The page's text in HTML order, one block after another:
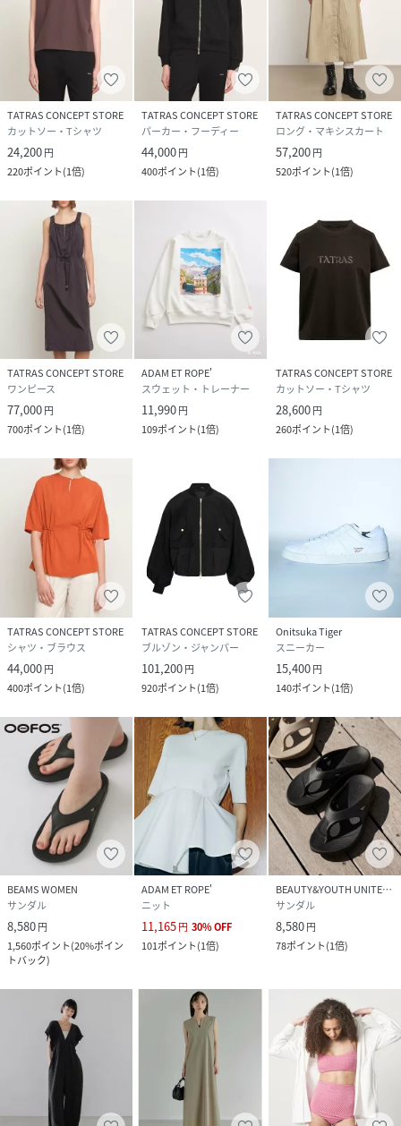
TATRAS CONCEPT STORE
カットソー・Tシャツ
24,200円
220ポイント(1倍)
TATRAS CONCEPT STORE
パーカー・フーディー
44,000円
400ポイント(1倍)
TATRAS CONCEPT STORE
ロング・マキシスカート
57,200円
520ポイント(1倍)
TATRAS CONCEPT STORE
ワンピース
77,000円
700ポイント(1倍)
ADAM ET ROPE'
スウェット・トレーナー
11,990円
109ポイント(1倍)
TATRAS CONCEPT STORE
カットソー・Tシャツ
28,600円
260ポイント(1倍)
TATRAS CONCEPT STORE
シャツ・ブラウス
44,000円
400ポイント(1倍)
TATRAS CONCEPT STORE
ブルゾン・ジャンパー
101,200円
920ポイント(1倍)
Onitsuka Tiger
スニーカー
15,400円
140ポイント(1倍)
BEAMS WOMEN
サンダル
8,580円
1,560ポイント(20%ポイン
トバック)
ADAM ET ROPE'
ニット
11,165円 30%OFF
101ポイント(1倍)
BEAUTY&YOUTH UNITED ARROWS
サンダル
8,580円
78ポイント(1倍)